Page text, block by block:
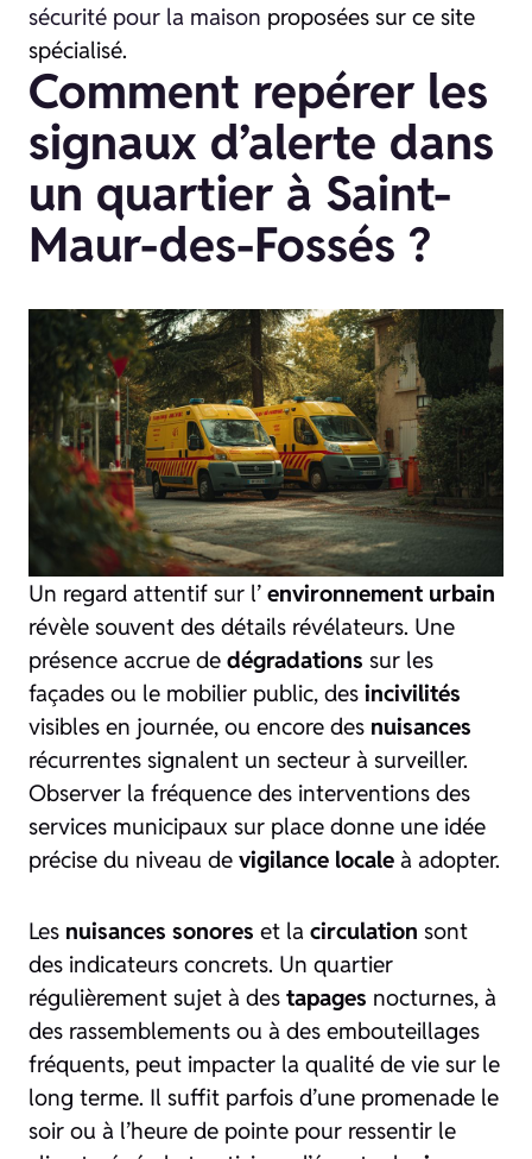
sécurité pour la maison proposées sur ce site
spécialisé.
Comment repérer les
signaux d’alerte dans
un quartier à Saint-
Maur-des-Fossés ?
Un regard attentif sur l’ environnement urbain
révèle souvent des détails révélateurs. Une
présence accrue de dégradations sur les
façades ou le mobilier public, des incivilités
visibles en journée, ou encore des nuisances
récurrentes signalent un secteur à surveiller.
Observer la fréquence des interventions des
services municipaux sur place donne une idée
précise du niveau de vigilance locale à adopter.
Les nuisances sonores et la circulation sont
des indicateurs concrets. Un quartier
régulièrement sujet à des tapages nocturnes, à
des rassemblements ou à des embouteillages
fréquents, peut impacter la qualité de vie sur le
long terme. Il suffit parfois d’une promenade le
soir ou à l’heure de pointe pour ressentir le